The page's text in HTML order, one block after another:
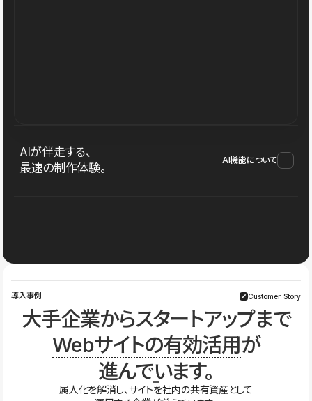
AIが伴走する、
最速の制作体験。
AI機能について
導入事例 Customer Story
大手企業からスタートアップまで
Webサイトの有効活用が
進んでいます。
属人化を解消し、サイトを社内の共有資産として